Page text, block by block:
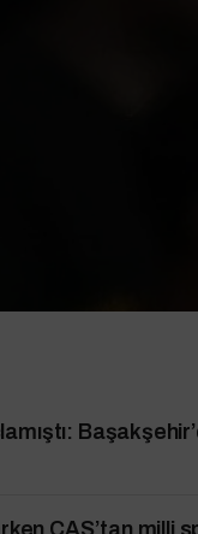
CAS’tan milli